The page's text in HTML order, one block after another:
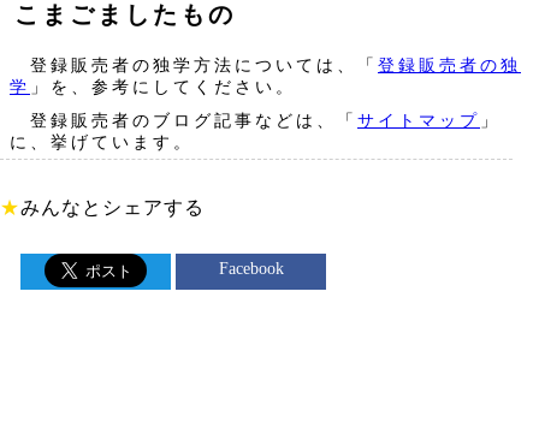
こまごましたもの
登録販売者の独学方法については、「 登録販売者の独
学 」を、参考にしてください。
登録販売者のブログ記事などは、「 サイトマップ 」
に、挙げています。
★みんなとシェアする
Facebook